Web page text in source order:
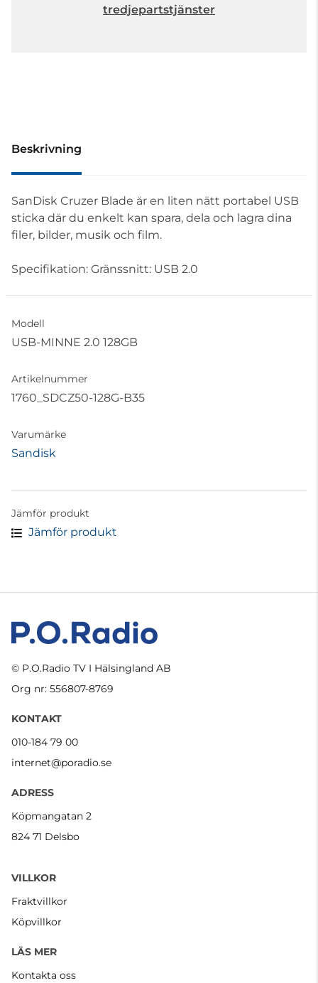
tredjepartstjänster
Beskrivning
SanDisk Cruzer Blade är en liten nätt portabel USB
sticka där du enkelt kan spara, dela och lagra dina
filer, bilder, musik och film.
Specifikation: Gränssnitt: USB 2.0
Modell
USB-MINNE 2.0 128GB
Artikelnummer
1760_SDCZ50-128G-B35
Varumärke
Sandisk
Jämför produkt
Jämför produkt
© P.O.Radio TV I Hälsingland AB
Org nr: 556807-8769
KONTAKT
010-184 79 00
internet@poradio.se
ADRESS
Köpmangatan 2
824 71 Delsbo
VILLKOR
Fraktvillkor
Köpvillkor
LÄS MER
Kontakta oss